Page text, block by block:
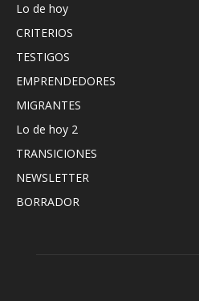
Lo de hoy
CRITERIOS
TESTIGOS
EMPRENDEDORES
MIGRANTES
Lo de hoy 2
TRANSICIONES
NEWSLETTER
BORRADOR